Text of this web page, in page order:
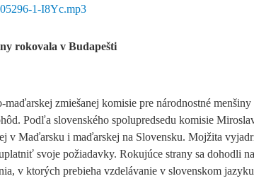
1-I8Yc.mp3
rokovala v Budapešti
zmiešanej komisie pre národnostné
Podľa slovenského spolupredsedu komisie
v Maďarsku i maďarskej na Slovensku. Mojžita
svoje požiadavky. Rokujúce strany sa dohodli
v ktorých prebieha vzdelávanie v slovenskom